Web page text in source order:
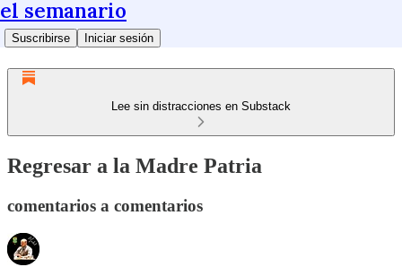
el semanario
Suscribirse Iniciar sesión
Lee sin distracciones en Substack
Regresar a la Madre Patria
comentarios a comentarios